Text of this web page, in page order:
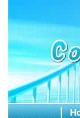
|